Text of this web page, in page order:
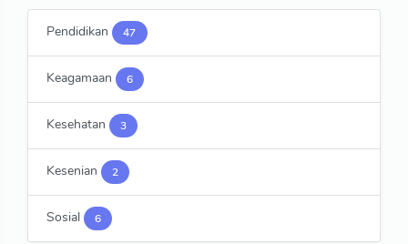
Pendidikan 47
Keagamaan 6
Kesehatan 3
Kesenian 2
Sosial 6